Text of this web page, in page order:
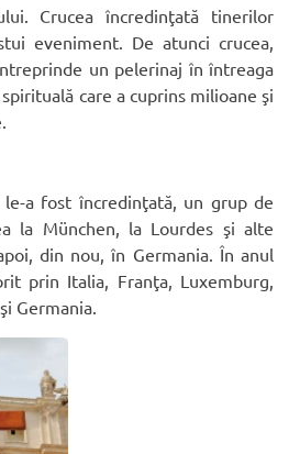
Crucea încredinţată tinerilor
eveniment. De atunci crucea,
un pelerinaj în întreaga
care a cuprins milioane şi
a fost încredinţată, un grup de
la München, la Lourdes şi alte
din nou, în Germania. În anul
prin Italia, Franţa, Luxemburg,
Germania.